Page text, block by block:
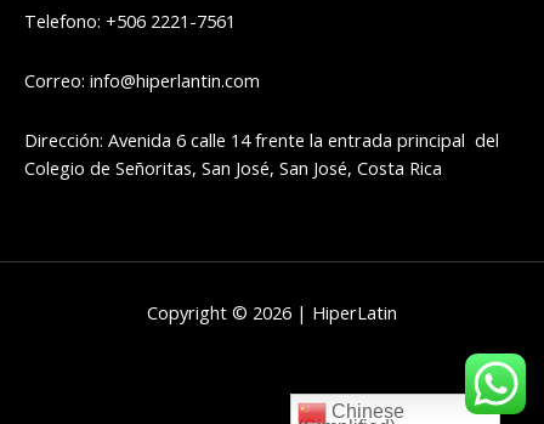
Telefono: +506 2221-7561
Correo: info@hiperlantin.com
Dirección: Avenida 6 calle 14 frente la entrada principal del
Colegio de Señoritas, San José, San José, Costa Rica
Copyright © 2026 | HiperLatin
Chinese